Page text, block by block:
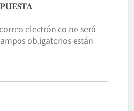
electrónico no será
obligatorios están